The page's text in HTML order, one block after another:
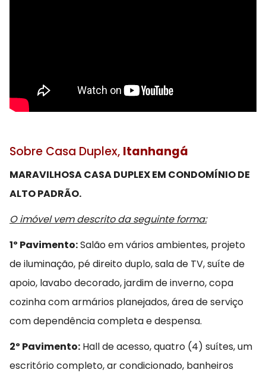
Sobre Casa Duplex, Itanhangá
MARAVILHOSA CASA DUPLEX EM CONDOMÍNIO DE
ALTO PADRÃO.
O imóvel vem descrito da seguinte forma:
1º Pavimento:Salão em vários ambientes, projeto
de iluminação, pé direito duplo, sala de TV, suíte de
apoio, lavabo decorado, jardim de inverno, copa
cozinha com armários planejados, área de serviço
com dependência completa e despensa.
2º Pavimento: Hall de acesso, quatro (4) suítes, um
escritório completo, ar condicionado, banheiros